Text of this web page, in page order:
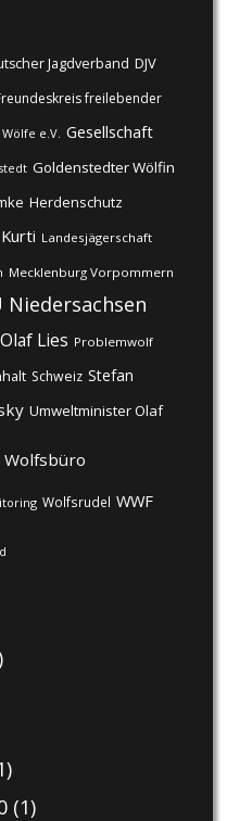
Jagdverband DJV
freilebender
e.V. Gesellschaft
Goldenstedter Wölfin
Herdenschutz
Kurti Landesjägerschaft
Mecklenburg Vorpommern
Niedersachsen
Olaf Lies Problemwolf
Schweiz Stefan
Umweltminister Olaf
Wolfsbüro
Wolfsrudel WWF
(1)